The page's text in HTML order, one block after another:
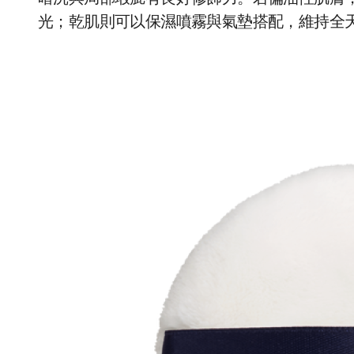
光；乾肌則可以保濕噴霧與氣墊搭配，維持全